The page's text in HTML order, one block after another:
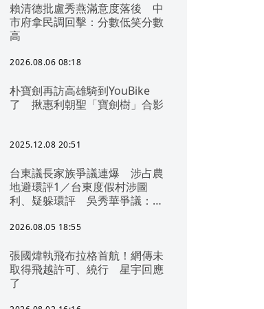
賴清德批盧秀燕滿意度落後 中
市府拿民調回擊：分數低笑分數
高
2026.08.06 08:18
朴寶劍再訪高雄騎到YouBike
了 揪惠利朝聖「寶劍樹」合影
2025.12.08 20:51
台東議長家族爭議連爆 涉占農
地避環評1／台東度假村涉圖
利、疑躲環評 吳秀華爭議：概
2026.08.05 18:55
張國煒執飛布拉格首航！網傳未
取得飛越許可、繞行 星宇回應
了